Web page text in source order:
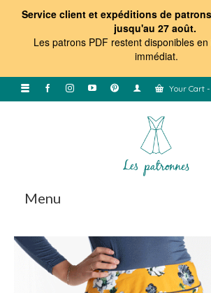
Service client et expéditions de
jusqu'au 27 août.
Les patrons PDF restent disponibles
immédiat.
Your Cart -
Menu